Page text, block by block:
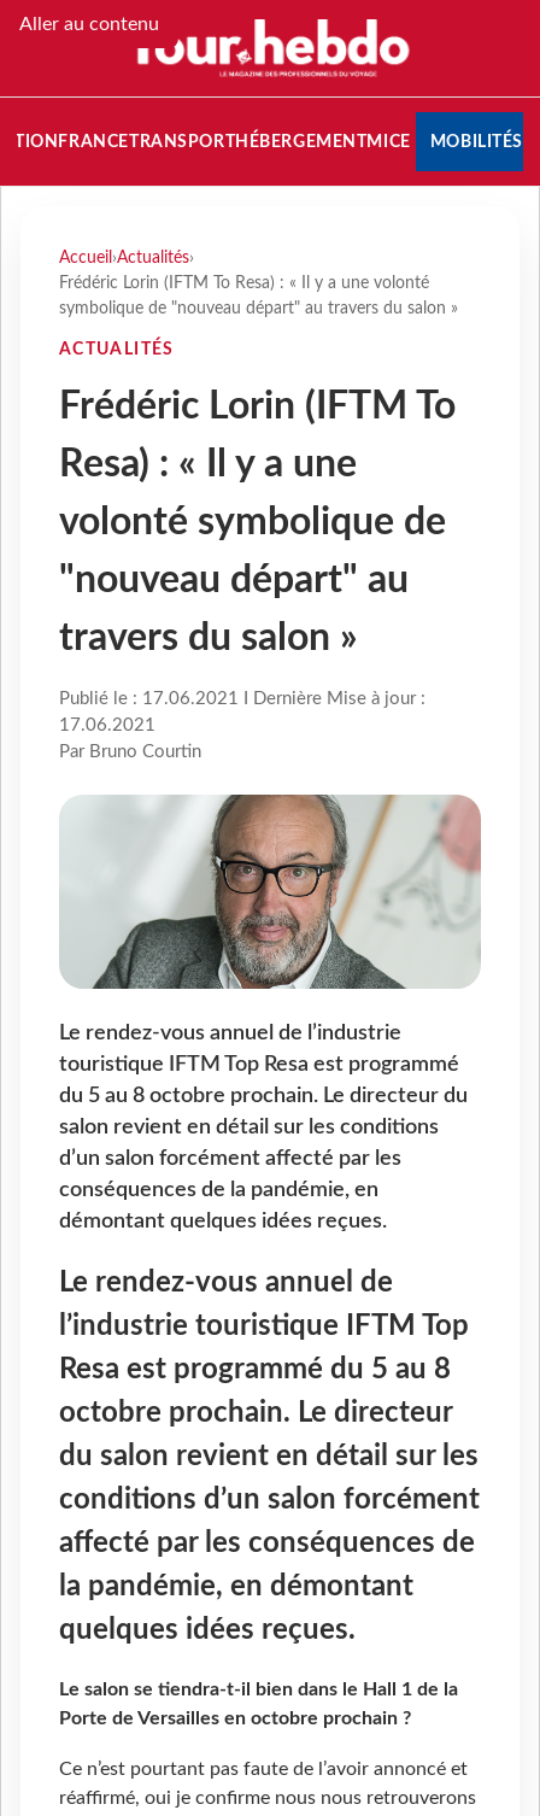
Aller au contenu
FRANCETRANSPORT HÉBERGEMENTMICE MOBILITÉS
Accueil ›Actualités›
Frédéric Lorin (IFTM To Resa) : « Il y a une volonté
symbolique de "nouveau départ" au travers du salon »
ACTUALITÉS
Frédéric Lorin (IFTM To
Resa) : « Il y a une
volonté symbolique de
"nouveau départ" au
travers du salon »
Publié le : 17.06.2021 I Dernière Mise à jour :
17.06.2021
Par Bruno Courtin
Le rendez-vous annuel de l’industrie
touristique IFTM Top Resa est programmé
du 5 au 8 octobre prochain. Le directeur du
salon revient en détail sur les conditions
d’un salon forcément affecté par les
conséquences de la pandémie, en
démontant quelques idées reçues.
Le rendez-vous annuel de
l’industrie touristique IFTM Top
Resa est programmé du 5 au 8
octobre prochain. Le directeur
du salon revient en détail sur les
conditions d’un salon forcément
affecté par les conséquences de
la pandémie, en démontant
quelques idées reçues.
Le salon se tiendra-t-il bien dans le Hall 1 de la
Porte de Versailles en octobre prochain ?
Ce n’est pourtant pas faute de l’avoir annoncé et
réaffirmé, oui je confirme nous nous retrouverons